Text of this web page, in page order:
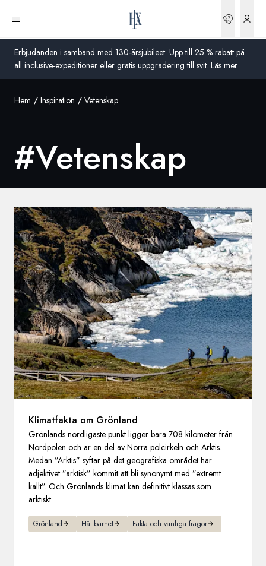
Erbjudanden i samband med 130-årsjubileet: Upp till 25 % rabatt på
all inclusive-expeditioner eller gratis uppgradering till svit. Läs mer
Öppna meny
Sverige
Storbritannien
Tyskland
Schweiz
Frankrike
Sverige
Danmark
Norge
Global
Hem Inspiration Vetenskap
#Vetenskap
Klimatfakta om Grönland
Grönlands nordligaste punkt ligger bara 708 kilometer från
Nordpolen och är en del av Norra polcirkeln och Arktis.
Medan ”Arktis” syftar på det geografiska området har
adjektivet ”arktisk” kommit att bli synonymt med ”extremt
kallt”. Och Grönlands klimat kan definitivt klassas som
arktiskt.
Grönland Hållbarhet Fakta och vanliga fragor